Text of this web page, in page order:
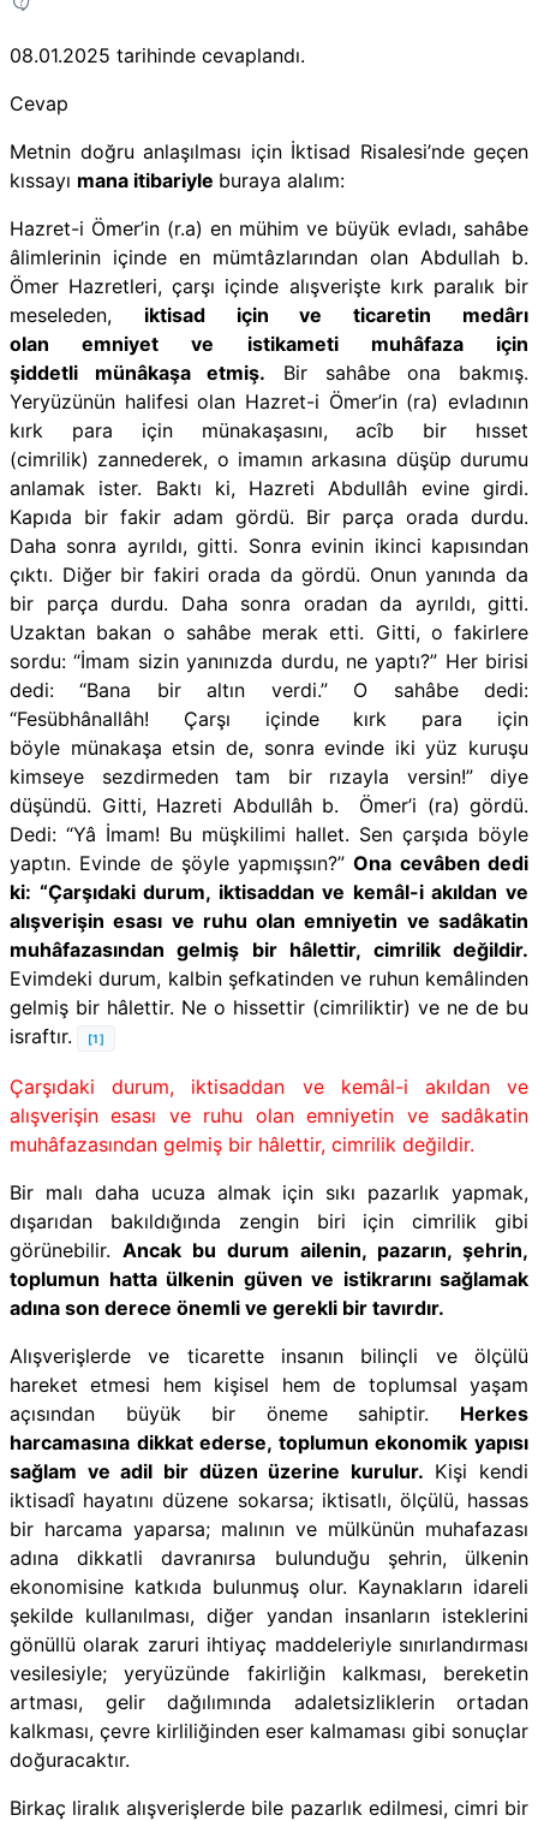
08.01.2025 tarihinde cevaplandı.
Cevap
Metnin doğru anlaşılması için İktisad Risalesi’nde geçen
kıssayı mana itibariyle buraya alalım:
Hazret-i Ömer’in (r.a) en mühim ve büyük evladı, sahâbe
âlimlerinin içinde en mümtâzlarından olan Abdullah b.
Ömer Hazretleri, çarşı içinde alışverişte kırk paralık bir
meseleden, iktisad için ve ticaretin medârı
olan emniyet ve istikameti muhâfaza için
şiddetli münâkaşa etmiş. Bir sahâbe ona bakmış.
Yeryüzünün halifesi olan Hazret-i Ömer’in (ra) evladının
kırk para için münakaşasını, acîb bir hısset
(cimrilik) zannederek, o imamın arkasına düşüp durumu
anlamak ister. Baktı ki, Hazreti Abdullâh evine girdi.
Kapıda bir fakir adam gördü. Bir parça orada durdu.
Daha sonra ayrıldı, gitti. Sonra evinin ikinci kapısından
çıktı. Diğer bir fakiri orada da gördü. Onun yanında da
bir parça durdu. Daha sonra oradan da ayrıldı, gitti.
Uzaktan bakan o sahâbe merak etti. Gitti, o fakirlere
sordu: “İmam sizin yanınızda durdu, ne yaptı?” Her birisi
dedi: “Bana bir altın verdi.” O sahâbe dedi:
“Fesübhânallâh! Çarşı içinde kırk para için
böyle münakaşa etsin de, sonra evinde iki yüz kuruşu
kimseye sezdirmeden tam bir rızayla versin!” diye
düşündü. Gitti, Hazreti Abdullâh b. Ömer’i (ra) gördü.
Dedi: “Yâ İmam! Bu müşkilimi hallet. Sen çarşıda böyle
yaptın. Evinde de şöyle yapmışsın?”Ona cevâben dedi
ki: “Çarşıdaki durum, iktisaddan ve kemâl-i akıldan ve
alışverişin esası ve ruhu olan emniyetin ve sadâkatin
muhâfazasından gelmiş bir hâlettir, cimrilik değildir.
Evimdeki durum, kalbin şefkatinden ve ruhun kemâlinden
gelmiş bir hâlettir. Ne o hissettir (cimriliktir) ve ne de bu
israftır.
[1]
Çarşıdaki durum, iktisaddan ve kemâl-i akıldan ve
alışverişin esası ve ruhu olan emniyetin ve sadâkatin
muhâfazasından gelmiş bir hâlettir, cimrilik değildir.
Bir malı daha ucuza almak için sıkı pazarlık yapmak,
dışarıdan bakıldığında zengin biri için cimrilik gibi
görünebilir. Ancak bu durum ailenin, pazarın, şehrin,
toplumun hatta ülkenin güven ve istikrarını sağlamak
adına son derece önemli ve gerekli bir tavırdır.
Alışverişlerde ve ticarette insanın bilinçli ve ölçülü
hareket etmesi hem kişisel hem de toplumsal yaşam
açısından büyük bir öneme sahiptir. Herkes
harcamasına dikkat ederse, toplumun ekonomik yapısı
sağlam ve adil bir düzen üzerine kurulur. Kişi kendi
iktisadî hayatını düzene sokarsa; iktisatlı, ölçülü, hassas
bir harcama yaparsa; malının ve mülkünün muhafazası
adına dikkatli davranırsa bulunduğu şehrin, ülkenin
ekonomisine katkıda bulunmuş olur. Kaynakların idareli
şekilde kullanılması, diğer yandan insanların isteklerini
gönüllü olarak zaruri ihtiyaç maddeleriyle sınırlandırması
vesilesiyle; yeryüzünde fakirliğin kalkması, bereketin
artması, gelir dağılımında adaletsizliklerin ortadan
kalkması, çevre kirliliğinden eser kalmaması gibi sonuçlar
doğuracaktır.
Birkaç liralık alışverişlerde bile pazarlık edilmesi, cimri bir